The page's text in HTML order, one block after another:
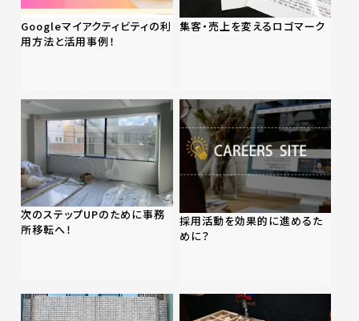
Googleマイアクティビティの利
用方法と活用事例！
集客・売上を変えるロゴマーク
次のステップUPのために事務
所移転へ！
採用活動を効果的に進めるた
めに？